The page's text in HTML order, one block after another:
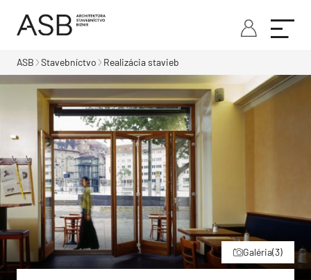
ASB Stavebníctvo Realizácia stavieb
Galéria(3)